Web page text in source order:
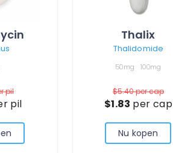
pil
pil
Thalix
Thalidomide
50mg 100mg
$5.40per cap
$1.83 per cap
Nu kopen